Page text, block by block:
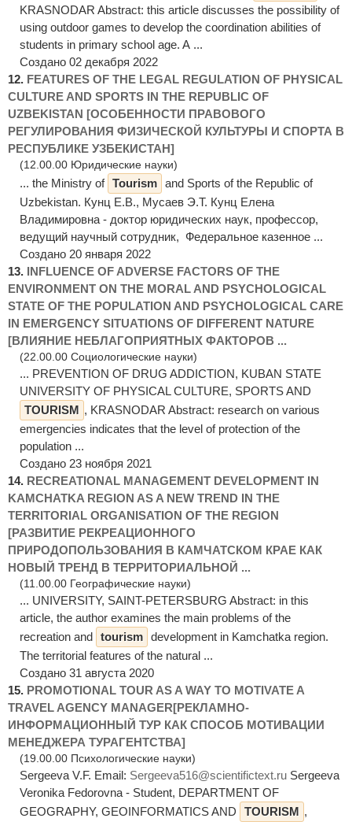
KRASNODAR Abstract: this article discusses the possibility of
using outdoor games to develop the coordination abilities of
students in primary school age. A ...
Создано 02 декабря 2022
12. FEATURES OF THE LEGAL REGULATION OF PHYSICAL
CULTURE AND SPORTS IN THE REPUBLIC OF
UZBEKISTAN [ОСОБЕННОСТИ ПРАВОВОГО
РЕГУЛИРОВАНИЯ ФИЗИЧЕСКОЙ КУЛЬТУРЫ И СПОРТА В
РЕСПУБЛИКЕ УЗБЕКИСТАН]
(12.00.00 Юридические науки)
... the Ministry of Tourism and Sports of the Republic of
Uzbekistan. Кунц Е.В., Мусаев Э.Т. Кунц Елена
Владимировна - доктор юридических наук, профессор,
ведущий научный сотрудник, Федеральное казенное ...
Создано 20 января 2022
13. INFLUENCE OF ADVERSE FACTORS OF THE
ENVIRONMENT ON THE MORAL AND PSYCHOLOGICAL
STATE OF THE POPULATION AND PSYCHOLOGICAL CARE
IN EMERGENCY SITUATIONS OF DIFFERENT NATURE
[ВЛИЯНИЕ НЕБЛАГОПРИЯТНЫХ ФАКТОРОВ ...
(22.00.00 Социологические науки)
... PREVENTION OF DRUG ADDICTION, KUBAN STATE
UNIVERSITY OF PHYSICAL CULTURE, SPORTS AND
TOURISM , KRASNODAR Abstract: research on various
emergencies indicates that the level of protection of the
population ...
Создано 23 ноября 2021
14. RECREATIONAL MANAGEMENT DEVELOPMENT IN
KAMCHATKA REGION AS A NEW TREND IN THE
TERRITORIAL ORGANISATION OF THE REGION
[РАЗВИТИЕ РЕКРЕАЦИОННОГО
ПРИРОДОПОЛЬЗОВАНИЯ В КАМЧАТСКОМ КРАЕ КАК
НОВЫЙ ТРЕНД В ТЕРРИТОРИАЛЬНОЙ ...
(11.00.00 Географические науки)
... UNIVERSITY, SAINT-PETERSBURG Abstract: in this
article, the author examines the main problems of the
recreation and tourism development in Kamchatka region.
The territorial features of the natural ...
Создано 31 августа 2020
15. PROMOTIONAL TOUR AS A WAY TO MOTIVATE A
TRAVEL AGENCY MANAGER[РЕКЛАМНО-
ИНФОРМАЦИОННЫЙ ТУР КАК СПОСОБ МОТИВАЦИИ
МЕНЕДЖЕРА ТУРАГЕНТСТВА]
(19.00.00 Психологические науки)
Sergeeva V.F. Email: Sergeeva516@scientifictext.ru Sergeeva
Veronika Fedorovna - Student, DEPARTMENT OF
GEOGRAPHY, GEOINFORMATICS AND
TOURISM ,